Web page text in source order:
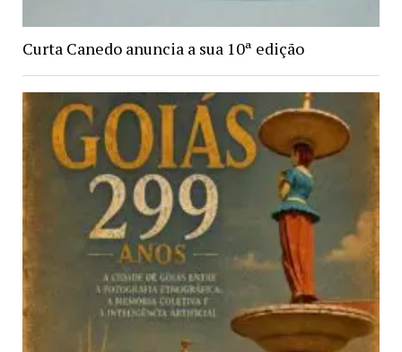
Curta Canedo anuncia a sua 10ª edição